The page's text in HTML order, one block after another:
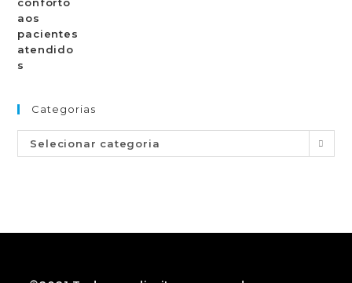
Categorias
Selecionar categoria